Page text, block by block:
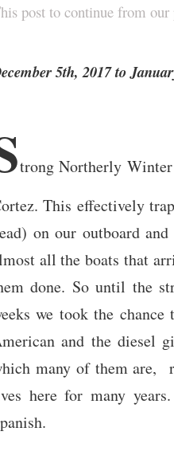
his post to continue from our
5th, 2017 to
trong Northerly
This effectively
on our outboard
all the boats that
done. So until the
we took the
and the diesel
many of them are,
here for many